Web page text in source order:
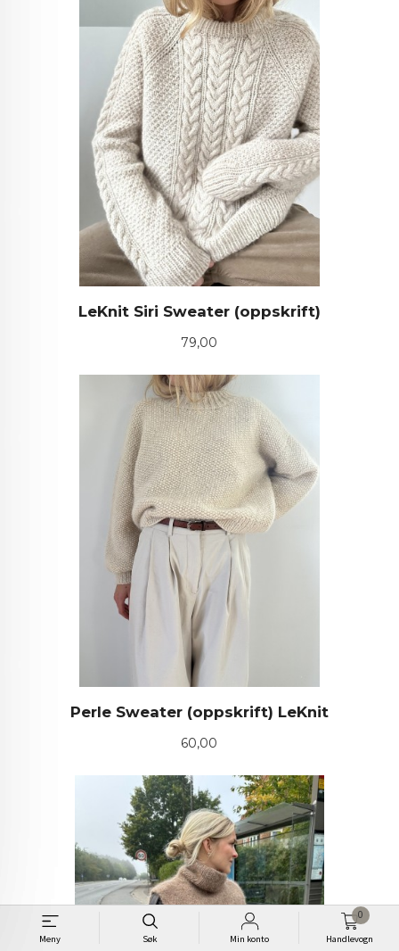
Meny Søk Min konto Handlevogn
0
LeKnit Siri Sweater (oppskrift)
Pris
79,00
Perle Sweater (oppskrift) LeKnit
Pris
60,00